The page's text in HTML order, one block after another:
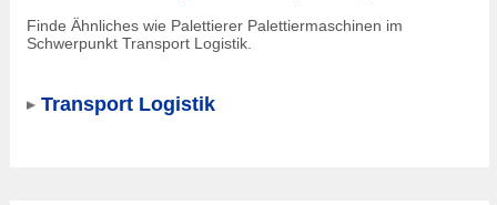
Finde Ähnliches wie Palettierer Palettiermaschinen im
Schwerpunkt Transport Logistik.
Transport Logistik